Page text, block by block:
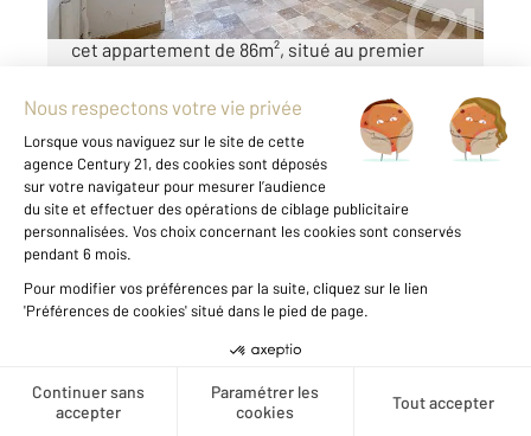
Créer une alerte
Au cœur de Compiègne, à deux pas de la gare,
cet appartement de 86m², situé au premier
rénovation. Dès l'entrée, vous découvrez un
espace généreux qui se prolonge en un séjour
de 24m² ...
Voir le détail du bien